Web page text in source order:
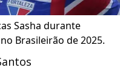
Sasha durante
Brasileirão de 2025.